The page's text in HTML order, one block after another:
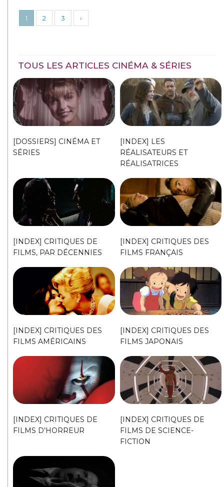
1 2 3 ›
TOUS LES ARTICLES CINÉMA & SÉRIES
[DOSSIERS] CINÉMA ET
SÉRIES
[INDEX] LES
RÉALISATEURS ET
RÉALISATRICES
[INDEX] CRITIQUES DE
FILMS, PAR DÉCENNIES
[INDEX] CRITIQUES DES
FILMS FRANÇAIS
[INDEX] CRITIQUES DES
FILMS AMÉRICAINS
[INDEX] CRITIQUES DES
FILMS JAPONAIS
[INDEX] CRITIQUES DE
FILMS D’HORREUR
[INDEX] CRITIQUES DE
FILMS DE SCIENCE-
FICTION